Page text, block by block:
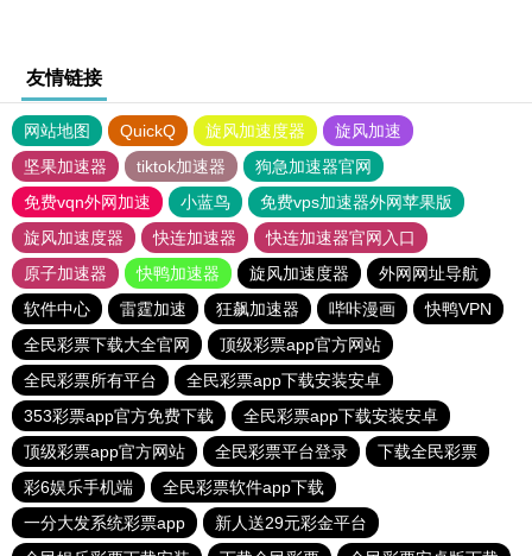
友情链接
网站地图 QuickQ 旋风加速度器
旋风加速
坚果加速器
tiktok加速器
狗急加速器官网
免费vqn外网加速
小蓝鸟
免费vps加速器外网苹果版
旋风加速度器
快连加速器
快连加速器官网入口
原子加速器
快鸭加速器 旋风加速度器
外网网址导航
软件中心
雷霆加速 狂飙加速器 哔咔漫画
快鸭VPN
全民彩票下载大全官网
顶级彩票app官方网站
全民彩票所有平台
全民彩票app下载安装安卓
353彩票app官方免费下载
全民彩票app下载安装安卓
顶级彩票app官方网站
全民彩票平台登录
下载全民彩票
彩6娱乐手机端
全民彩票软件app下载
一分大发系统彩票app
新人送29元彩金平台